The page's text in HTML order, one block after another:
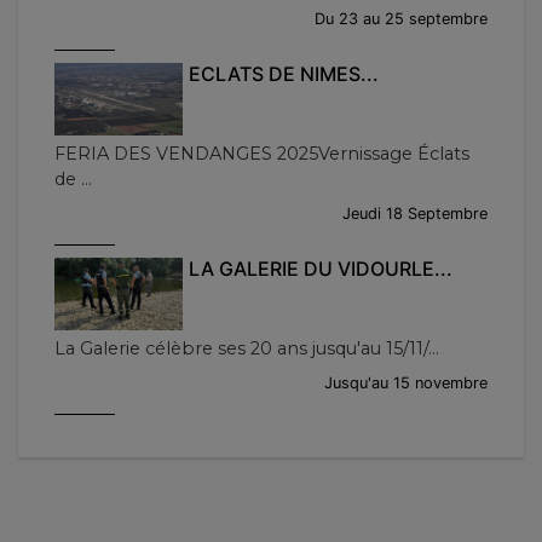
Du 23 au 25 septembre
ECLATS DE NIMES...
FERIA DES VENDANGES 2025Vernissage Éclats
de ...
Jeudi 18 Septembre
LA GALERIE DU VIDOURLE...
La Galerie célèbre ses 20 ans jusqu'au 15/11/...
Jusqu'au 15 novembre